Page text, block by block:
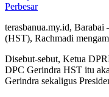
Perbesar
terasbanua.my.id,
(HST), Rachmadi
Disebut-sebut, Ketua
DPC Gerindra HST itu
Gerindra sekaligus